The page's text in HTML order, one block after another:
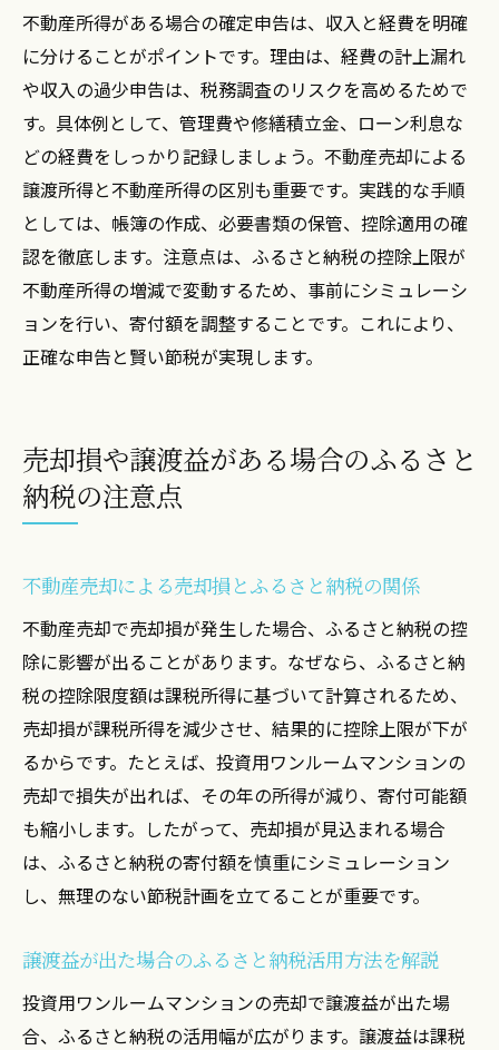
不動産所得がある場合の確定申告は、収入と経費を明確
に分けることがポイントです。理由は、経費の計上漏れ
や収入の過少申告は、税務調査のリスクを高めるためで
す。具体例として、管理費や修繕積立金、ローン利息な
どの経費をしっかり記録しましょう。不動産売却による
譲渡所得と不動産所得の区別も重要です。実践的な手順
としては、帳簿の作成、必要書類の保管、控除適用の確
認を徹底します。注意点は、ふるさと納税の控除上限が
不動産所得の増減で変動するため、事前にシミュレーシ
ョンを行い、寄付額を調整することです。これにより、
正確な申告と賢い節税が実現します。
売却損や譲渡益がある場合のふるさと
納税の注意点
不動産売却による売却損とふるさと納税の関係
不動産売却で売却損が発生した場合、ふるさと納税の控
除に影響が出ることがあります。なぜなら、ふるさと納
税の控除限度額は課税所得に基づいて計算されるため、
売却損が課税所得を減少させ、結果的に控除上限が下が
るからです。たとえば、投資用ワンルームマンションの
売却で損失が出れば、その年の所得が減り、寄付可能額
も縮小します。したがって、売却損が見込まれる場合
は、ふるさと納税の寄付額を慎重にシミュレーション
し、無理のない節税計画を立てることが重要です。
譲渡益が出た場合のふるさと納税活用方法を解説
投資用ワンルームマンションの売却で譲渡益が出た場
合、ふるさと納税の活用幅が広がります。譲渡益は課税